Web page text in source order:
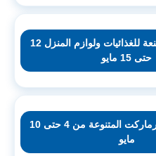
عرض نستو المصنعة للغذائيات ولوازم المنزل 12
حتى 15 مايو
عروض نستو هايبرماركت المتنوعة من 4 حتى 10
مايو